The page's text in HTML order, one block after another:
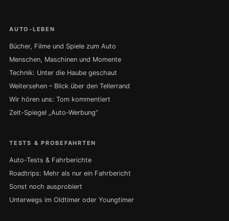
AUTO-LEBEN
Bücher, Filme und Spiele zum Auto
Menschen, Maschinen und Momente
Technik: Unter die Haube geschaut
Weitersehen – Blick über den Tellerrand
Wir hören uns: Tom kommentiert
Zeit-Spiegel „Auto-Werbung“
TESTS & PROBEFAHRTEN
Auto-Tests & Fahrberichte
Roadtrips: Mehr als nur ein Fahrbericht
Sonst noch ausprobiert
Unterwegs im Oldtimer oder Youngtimer